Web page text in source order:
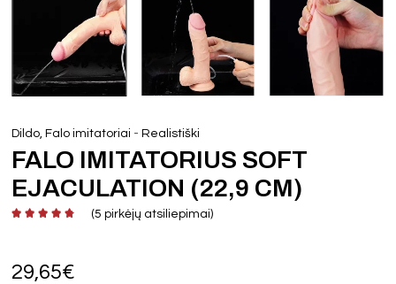
Dildo, Falo imitatoriai -Realistiški
FALO IMITATORIUS SOFT
EJACULATION (22,9 CM)
(5 pirkėjų atsiliepimai)
29,65€